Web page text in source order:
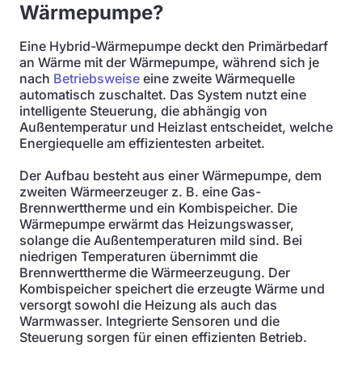
Wärmepumpe?
Eine Hybrid-Wärmepumpe deckt den Primärbedarf
an Wärme mit der Wärmepumpe, während sich je
nach Betriebsweise eine zweite Wärmequelle
automatisch zuschaltet. Das System nutzt eine
intelligente Steuerung, die abhängig von
Außentemperatur und Heizlast entscheidet, welche
Energiequelle am effizientesten arbeitet.
Der Aufbau besteht aus einer Wärmepumpe, dem
zweiten Wärmeerzeuger z. B. eine Gas-
Brennwerttherme und ein Kombispeicher. Die
Wärmepumpe erwärmt das Heizungswasser,
solange die Außentemperaturen mild sind. Bei
niedrigen Temperaturen übernimmt die
Brennwerttherme die Wärmeerzeugung. Der
Kombispeicher speichert die erzeugte Wärme und
versorgt sowohl die Heizung als auch das
Warmwasser. Integrierte Sensoren und die
Steuerung sorgen für einen effizienten Betrieb.